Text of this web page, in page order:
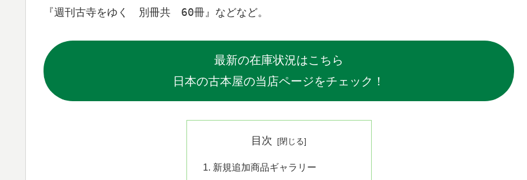
『週刊古寺をゆく 別冊共 60冊 』などなど。
最新の在庫状況はこちら
日本の古本屋の当店ページをチェック！
目次
新規追加商品ギャラリー